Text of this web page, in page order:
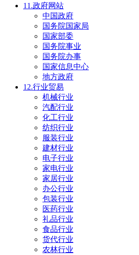
11.政府网站
中国政府
国务院国家局
国家部委
国务院事业
国务院办事
国家信息中心
地方政府
12.行业贸易
机械行业
汽配行业
化工行业
纺织行业
服装行业
建材行业
电子行业
家电行业
家居行业
办公行业
包装行业
医药行业
礼品行业
食品行业
货代行业
农林行业